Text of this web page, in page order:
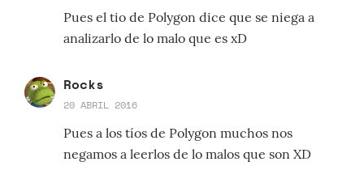
Pues el tio de Polygon dice que se niega a
analizarlo de lo malo que es xD
Rocks
20 ABRIL 2016
Pues a los tíos de Polygon muchos nos
negamos a leerlos de lo malos que son XD